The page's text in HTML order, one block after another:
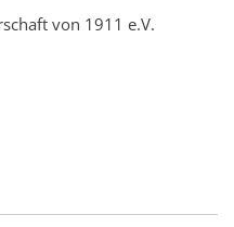
von 1911 e.V.